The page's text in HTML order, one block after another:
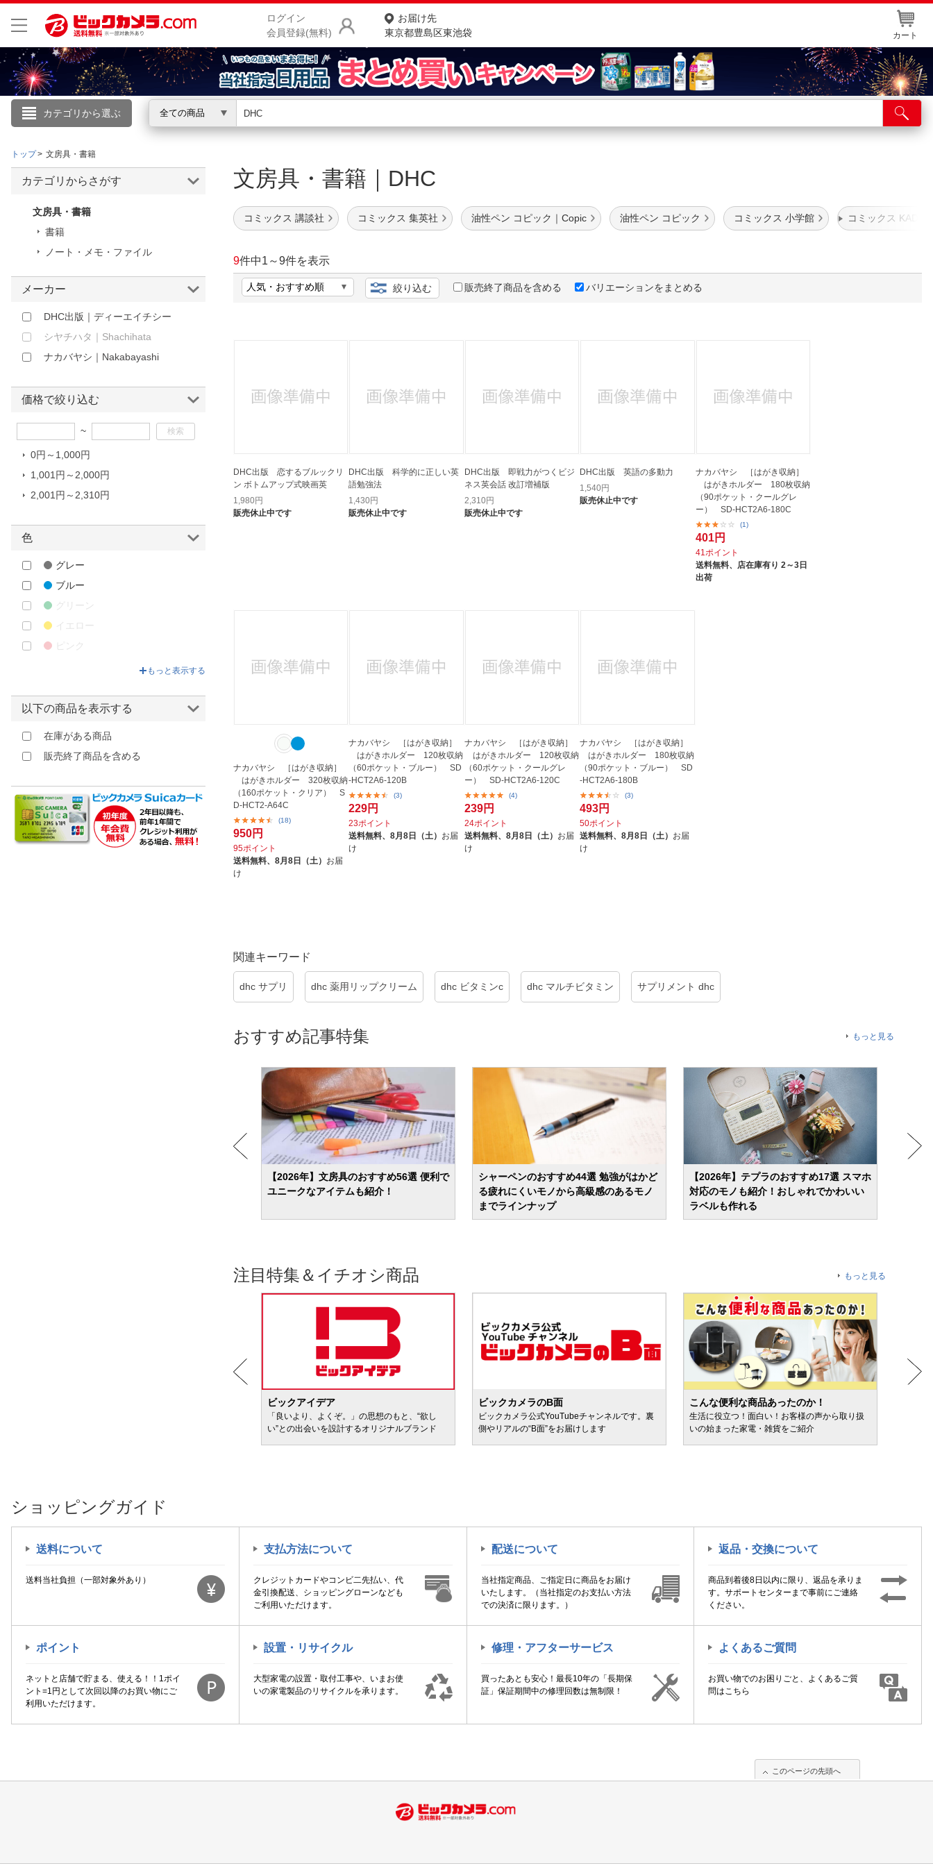
ログイン
会員登録(無料)
お届け先
東京都豊島区東池袋
カート
カテゴリから選ぶ 全ての商品
こんにちは
会員メニュー
お知らせ
カテゴリ一覧からさがす
ご利用ガイド
店舗情報・店舗一覧
トップ 文房具・書籍
文房具・書籍｜DHC
コミックス 講談社 コミックス 集英社 油性ペン コピック｜Copic 油性ペン コピック コミックス 小学館 コミックス
9件中1 ～9件を表示
絞り込む 販売終了商品を含める バリエーションをまとめる
DHC出版 恋するブルックリ
ン ボトムアップ式映画英
1,980円
販売休止中です
DHC出版 科学的に正しい英
語勉強法
1,430円
販売休止中です
DHC出版 即戦力がつくビジ
ネス英会話 改訂増補版
2,310円
販売休止中です
DHC出版 英語の多動力
1,540円
販売休止中です
ナカバヤシ ［はがき収納］
はがきホルダー 180枚収納
（90ポケット・クールグレ
ー） SD-HCT2A6-180C
(1)
401円
41ポイント
送料無料、
店在庫有り 2～3日
出荷
ナカバヤシ ［はがき収納］
はがきホルダー 320枚収納
（160ポケット・クリア） S
D-HCT2-A64C
(18)
950円
95ポイント
送料無料、 8月8日（土） お届
け
ナカバヤシ ［はがき収納］
はがきホルダー 120枚収納
（60ポケット・ブルー） SD
-HCT2A6-120B
(3)
229円
23ポイント
送料無料、8月8日（土） お届
け
ナカバヤシ ［はがき収納］
はがきホルダー 120枚収納
（60ポケット・クールグレ
ー） SD-HCT2A6-120C
(4)
239円
24ポイント
送料無料、 8月8日（土） お届
け
ナカバヤシ ［はがき収納］
はがきホルダー 180枚収納
（90ポケット・ブルー） SD
-HCT2A6-180B
(3)
493円
50ポイント
送料無料、8月8日（土） お届
け
関連キーワード
dhc サプリ dhc 薬用リップクリーム dhc ビタミンc dhc マルチビタミン サプリメント dhc
おすすめ記事特集 もっと見る
【2026年】文房具のおすすめ56選 便利で
ユニークなアイテムも紹介！
シャーペンのおすすめ44選 勉強がはかど
る疲れにくいモノから高級感のあるモノ
までラインナップ
【2026年】テプラのおすすめ17選 スマホ
対応のモノも紹介！おしゃれでかわいい
ラベルも作れる
注目特集＆イチオシ商品 もっと見る
ビックアイデア
「良いより、よくぞ。」の思想のもと、“欲し
い”との出会いを設計するオリジナルブランド
ビックカメラのB面
ビックカメラ公式YouTubeチャンネルです。裏
側やリアルの“B面”をお届けします
こんな便利な商品あったのか！
生活に役立つ！面白い！お客様の声から取り扱
いの始まった家電・雑貨をご紹介
カテゴリからさがす
文房具・書籍
書籍
ノート・メモ・ファイル
メーカー
DHC出版｜ディーエイチシー
シヤチハタ｜Shachihata
ナカバヤシ｜Nakabayashi
価格で絞り込む
~
0円～1,000円
1,001円～2,000円
2,001円～2,310円
色
グレー
ブルー
グリーン
イエロー
ピンク
もっと表示する
以下の商品を表示する
在庫がある商品
販売終了商品を含める
ショッピングガイド
送料について
送料当社負担（一部対象外あり）
支払方法について
クレジットカードやコンビ二先払い、代
金引換配送、ショッピングローンなども
ご利用いただけます。
配送について
当社指定商品、ご指定日に商品をお届け
いたします。（当社指定のお支払い方法
での決済に限ります。）
返品・交換について
商品到着後8日以内に限り、返品を承りま
す。サポートセンターまで事前にご連絡
ください。
ポイント
ネットと店舗で貯まる、使える！！1ポイ
ント=1円として次回以降のお買い物にご
利用いただけます。
設置・リサイクル
大型家電の設置・取付工事や、いまお使
いの家電製品のリサイクルを承ります。
修理・アフターサービス
買ったあとも安心！最長10年の「長期保
証」保証期間中の修理回数は無制限！
よくあるご質問
お買い物でのお困りごと、よくあるご質
問はこちら
このページの先頭へ